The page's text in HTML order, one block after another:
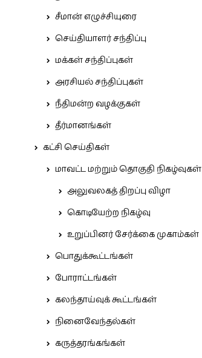
சீமான் எழுச்சியுரை
செய்தியாளர் சந்திப்பு
மக்கள் சந்திப்புகள்
அரசியல் சந்திப்புகள்
நீதிமன்ற வழக்குகள்
தீர்மானங்கள்
கட்சி செய்திகள்
மாவட்ட மற்றும் தொகுதி நிகழ்வுகள்
அலுவலகத் திறப்பு விழா
கொடியேற்ற நிகழ்வு
உறுப்பினர் சேர்க்கை முகாம்கள்
பொதுக்கூட்டங்கள்
போராட்டங்கள்
கலந்தாய்வுக் கூட்டங்கள்
நினைவேந்தல்கள்
கருத்தரங்கங்கள்